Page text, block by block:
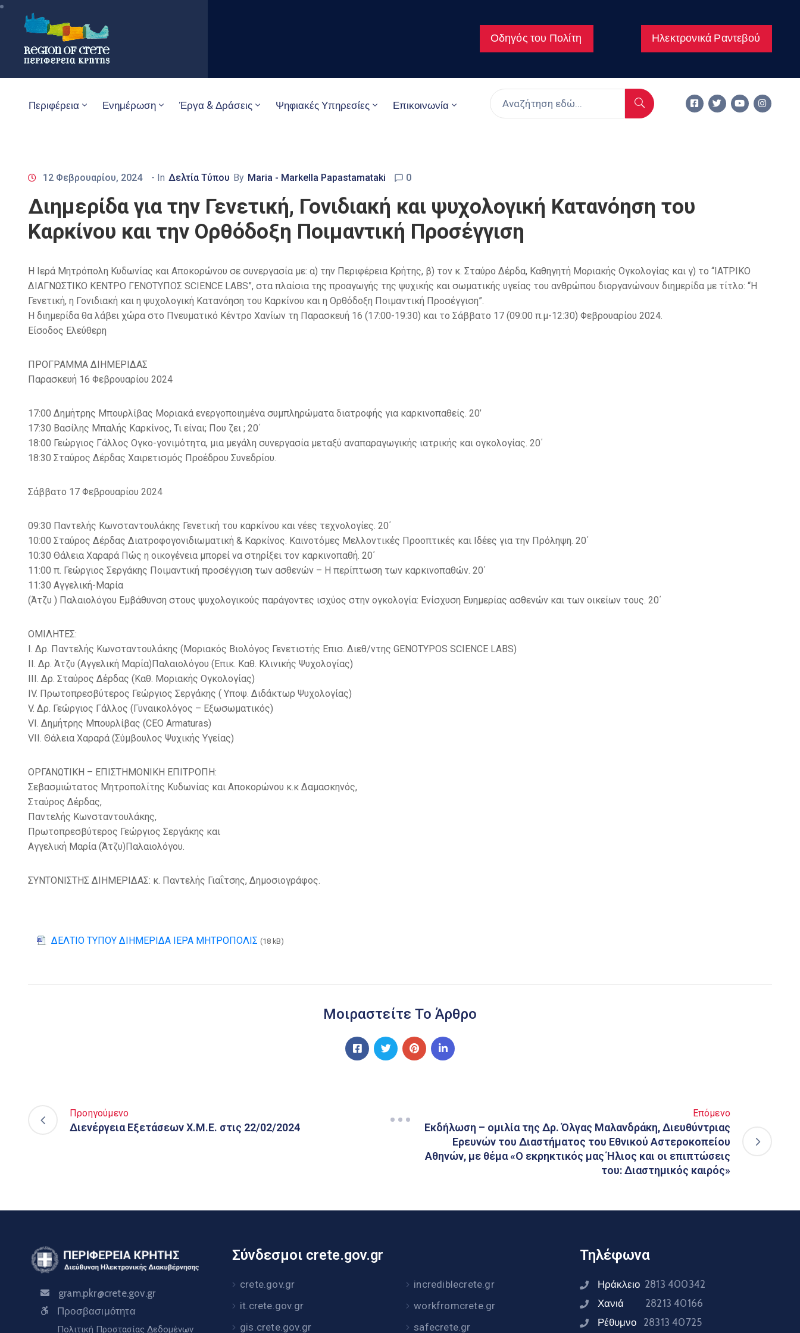
Οδηγός του Πολίτη Ηλεκτρονικά Ραντεβού
Περιφέρεια Ενημέρωση Έργα & Δράσεις Ψηφιακές Υπηρεσίες Επικοινωνία
12 Φεβρουαρίου, 2024 - In Δελτία Τύπου By Maria - Markella Papastamataki 0
Διημερίδα για την Γενετική, Γονιδιακή και ψυχολογική Κατανόηση του
Καρκίνου και την Ορθόδοξη Ποιμαντική Προσέγγιση
Η Ιερά Μητρόπολη Κυδωνίας και Αποκορώνου σε συνεργασία με: α) την Περιφέρεια Κρήτης, β) τον κ. Σταύρο Δέρδα, Καθηγητή Μοριακής Ογκολογίας και γ) το “ΙΑΤΡΙΚΟ
ΔΙΑΓΝΩΣΤΙΚΟ ΚΕΝΤΡΟ ΓΕΝΟΤΥΠΟΣ SCIENCE LABS”, στα πλαίσια της προαγωγής της ψυχικής και σωματικής υγείας του ανθρώπου διοργανώνουν διημερίδα με τίτλο: “Η
Γενετική, η Γονιδιακή και η ψυχολογική Κατανόηση του Καρκίνου και η Ορθόδοξη Ποιμαντική Προσέγγιση”.
Η διημερίδα θα λάβει χώρα στο Πνευματικό Κέντρο Χανίων τη Παρασκευή 16 (17:00-19:30) και το Σάββατο 17 (09:00 π.μ-12:30) Φεβρουαρίου 2024.
Είσοδος Ελεύθερη
ΠΡΟΓΡΑΜΜΑ ΔΙΗΜΕΡΙΔΑΣ
Παρασκευή 16 Φεβρουαρίου 2024
17:00 Δημήτρης Μπουρλίβας Μοριακά ενεργοποιημένα συμπληρώματα διατροφής για καρκινοπαθείς. 20’
17:30 Βασίλης Μπαλής Καρκίνος, Τι είναι; Που ζει ; 20΄
18:00 Γεώργιος Γάλλος Ογκο-γονιμότητα, μια μεγάλη συνεργασία μεταξύ αναπαραγωγικής ιατρικής και ογκολογίας. 20΄
18:30 Σταύρος Δέρδας Χαιρετισμός Προέδρου Συνεδρίου.
Σάββατο 17 Φεβρουαρίου 2024
09:30 Παντελής Κωνσταντουλάκης Γενετική του καρκίνου και νέες τεχνολογίες. 20΄
10:00 Σταύρος Δέρδας Διατροφογονιδιωματική & Καρκίνος. Καινοτόμες Μελλοντικές Προοπτικές και Ιδέες για την Πρόληψη. 20΄
10:30 Θάλεια Χαραρά Πώς η οικογένεια μπορεί να στηρίξει τον καρκινοπαθή. 20΄
11:00 π. Γεώργιος Σεργάκης Ποιμαντική προσέγγιση των ασθενών – Η περίπτωση των καρκινοπαθών. 20΄
11:30 Αγγελική-Μαρία
(Άτζυ ) Παλαιολόγου Εμβάθυνση στους ψυχολογικούς παράγοντες ισχύος στην ογκολογία: Ενίσχυση Ευημερίας ασθενών και των οικείων τους. 20΄
ΟΜΙΛΗΤΕΣ:
I. Δρ. Παντελής Κωνσταντουλάκης (Μοριακός Βιολόγος Γενετιστής Επισ. Διεθ/ντης GENOTYPOS SCIENCE LABS)
II. Δρ. Άτζυ (Αγγελική Μαρία)Παλαιολόγου (Επικ. Καθ. Κλινικής Ψυχολογίας)
III. Δρ. Σταύρος Δέρδας (Καθ. Μοριακής Ογκολογίας)
IV. Πρωτοπρεσβύτερος Γεώργιος Σεργάκης ( Υποψ. Διδάκτωρ Ψυχολογίας)
V. Δρ. Γεώργιος Γάλλος (Γυναικολόγος – Εξωσωματικός)
VI. Δημήτρης Μπουρλίβας (CEO Armaturas)
VII. Θάλεια Χαραρά (Σύμβουλος Ψυχικής Υγείας)
ΟΡΓΑΝΩΤΙΚΗ – ΕΠΙΣΤΗΜΟΝΙΚΗ ΕΠΙΤΡΟΠΗ:
Σεβασμιώτατος Μητροπολίτης Κυδωνίας και Αποκορώνου κ.κ Δαμασκηνός,
Σταύρος Δέρδας,
Παντελής Κωνσταντουλάκης,
Πρωτοπρεσβύτερος Γεώργιος Σεργάκης και
Αγγελική Μαρία (Άτζυ)Παλαιολόγου.
ΣΥΝΤΟΝΙΣΤΗΣ ΔΙΗΜΕΡΙΔΑΣ: κ. Παντελής Γιαΐτσης, Δημοσιογράφος.
ΔΕΛΤΙΟ ΤΥΠΟΥ ΔΙΗΜΕΡΙΔΑ ΙΕΡΑ ΜΗΤΡΟΠΟΛΙΣ (18 kB)
Μοιραστείτε Το Άρθρο
Προηγούμενο
Διενέργεια Εξετάσεων Χ.Μ.Ε. στις 22/02/2024
Επόμενο
Εκδήλωση – ομιλία της Δρ. Όλγας Μαλανδράκη, Διευθύντριας
Ερευνών του Διαστήματος του Εθνικού Αστεροκοπείου
Αθηνών, με θέμα «Ο εκρηκτικός μας Ήλιος και οι επιπτώσεις
του: Διαστημικός καιρός»
gram.pkr@crete.gov.gr
Προσβασιμότητα
Πολιτική Προστασίας Δεδομένων
Σύνδεσμοι crete.gov.gr
crete.gov.gr
it.crete.gov.gr
gis.crete.gov.gr
incrediblecrete.gr
workfromcrete.gr
safecrete.gr
Τηλέφωνα
Ηράκλειο 2813 400342
Χανιά 28213 40166
Ρέθυμνο 28313 40725